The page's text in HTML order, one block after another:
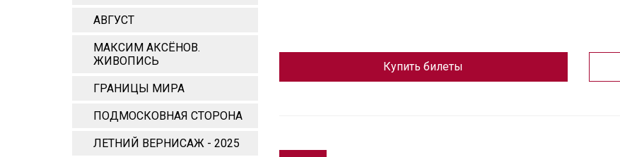
АВГУСТ
МАКСИМ АКСЁНОВ.
ЖИВОПИСЬ
ГРАНИЦЫ МИРА
ПОДМОСКОВНАЯ СТОРОНА
ЛЕТНИЙ ВЕРНИСАЖ - 2025
Купить билеты